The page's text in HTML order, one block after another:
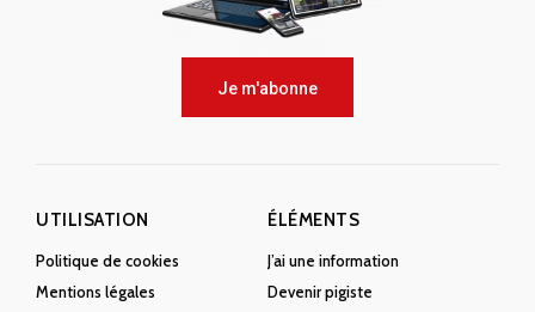
Je m'abonne
UTILISATION
Politique de cookies
Mentions légales
ÉLÉMENTS
J’ai une information
Devenir pigiste